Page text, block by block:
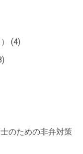
(4)
のための非弁対策